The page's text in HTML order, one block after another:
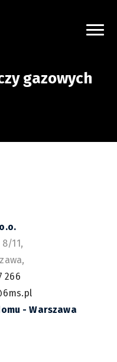
gazowych
11,
,
266
- Warszawa